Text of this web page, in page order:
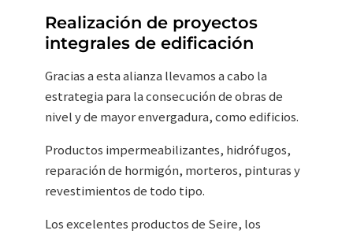
Realización de proyectos
integrales de edificación
Gracias a esta alianza llevamos a cabo la
estrategia para la consecución de obras de
nivel y de mayor envergadura, como edificios.
Productos impermeabilizantes, hidrófugos,
reparación de hormigón, morteros, pinturas y
revestimientos de todo tipo.
Los excelentes productos de Seire, los